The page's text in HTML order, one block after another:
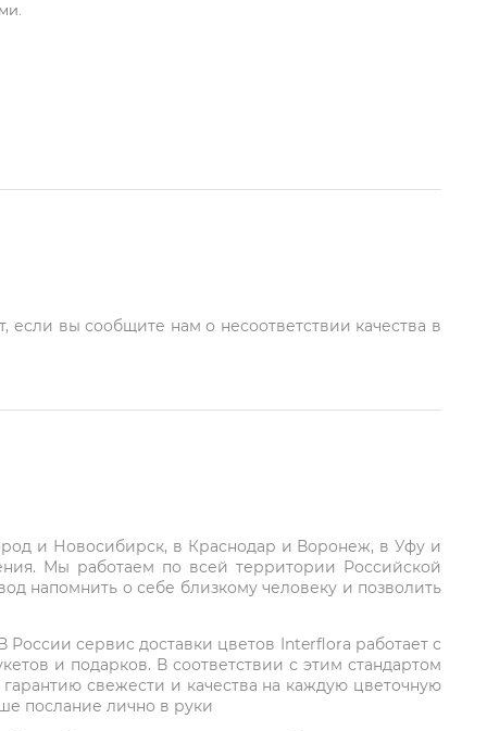
вы сообщите нам о несоответствии качества в
и Новосибирск, в Краснодар и Воронеж, в Уфу и
Мы работаем по всей территории Российской
напомнить о себе близкому человеку и позволить
сервис доставки цветов Interflora работает с
и подарков. В соответствии с этим стандартом
свежести и качества на каждую цветочную
послание лично в руки